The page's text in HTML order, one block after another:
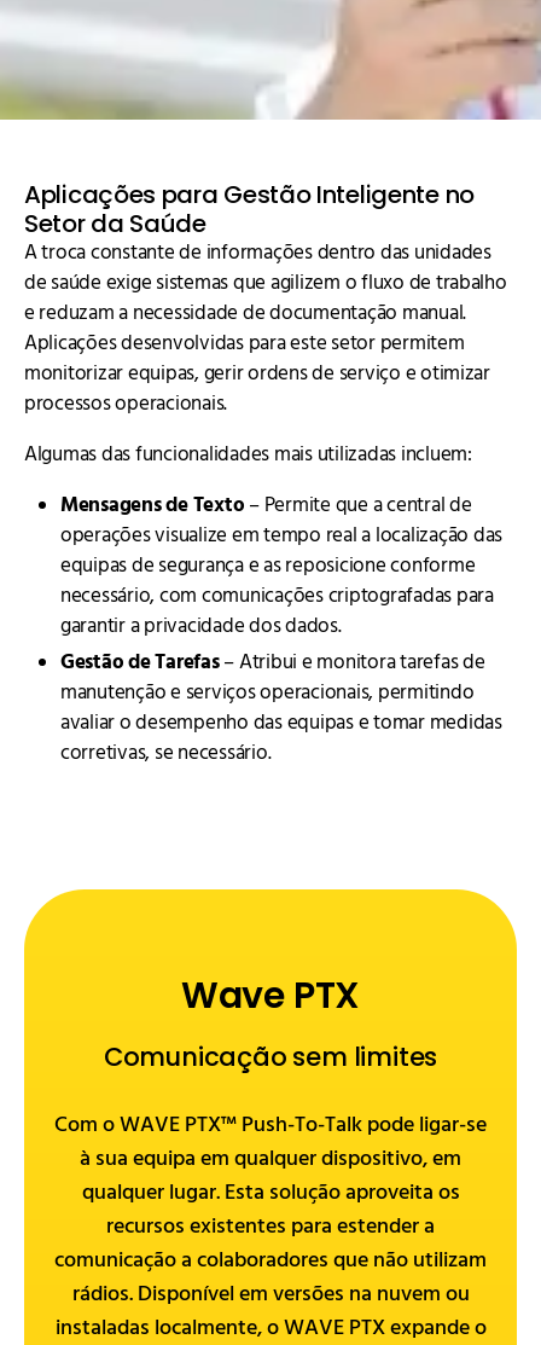
Aplicações para Gestão Inteligente no
Setor da Saúde
A troca constante de informações dentro das unidades
de saúde exige sistemas que agilizem o fluxo de trabalho
e reduzam a necessidade de documentação manual.
Aplicações desenvolvidas para este setor permitem
monitorizar equipas, gerir ordens de serviço e otimizar
processos operacionais.
Algumas das funcionalidades mais utilizadas incluem:
Mensagens de Texto – Permite que a central de
operações visualize em tempo real a localização das
equipas de segurança e as reposicione conforme
necessário, com comunicações criptografadas para
garantir a privacidade dos dados.
Gestão de Tarefas– Atribui e monitora tarefas de
manutenção e serviços operacionais, permitindo
avaliar o desempenho das equipas e tomar medidas
corretivas, se necessário.
Wave PTX
Comunicação sem limites
Com o WAVE PTX™ Push-To-Talk pode ligar-se
à sua equipa em qualquer dispositivo, em
qualquer lugar. Esta solução aproveita os
recursos existentes para estender a
comunicação a colaboradores que não utilizam
rádios. Disponível em versões na nuvem ou
instaladas localmente, o WAVE PTX expande o